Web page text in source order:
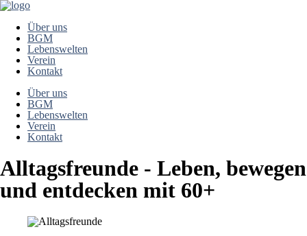
Über uns
BGM
Lebenswelten
Verein
Kontakt
Über uns
BGM
Lebenswelten
Verein
Kontakt
Alltagsfreunde - Leben, bewegen
und entdecken mit 60+